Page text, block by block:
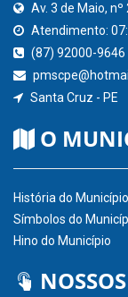
Av. 3 de Maio,
Atendimento:
(87) 92000-9646
Santa Cruz - PE
O
História do Município
Símbolos do
Hino do Município